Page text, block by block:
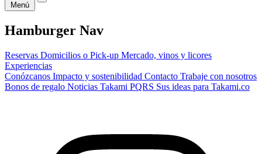
Menú
Hamburger Nav
Reservas Domicilios o Pick-up Mercado, vinos y licores
Experiencias
Conózcanos Impacto y sostenibilidad Contacto Trabaje con nosotros
Bonos de regalo Noticias Takami PQRS Sus ideas para Takami.co